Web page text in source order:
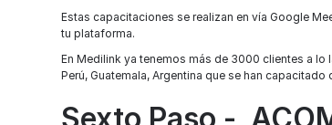
Estas capacitaciones se realizan en vía Google
tu plataforma.
En Medilink ya tenemos más de 3000 clientes a
Perú, Guatemala, Argentina que se han capacitado